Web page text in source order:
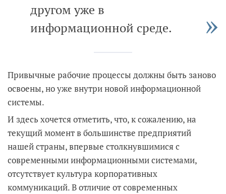
другом уже в
информационной среде.
Привычные рабочие процессы должны быть заново
освоены, но уже внутри новой информационной
системы.
И здесь хочется отметить, что, к сожалению, на
текущий момент в большинстве предприятий
нашей страны, впервые столкнувшимися с
современными информационными системами,
отсутствует культура корпоративных
коммуникаций. В отличие от современных